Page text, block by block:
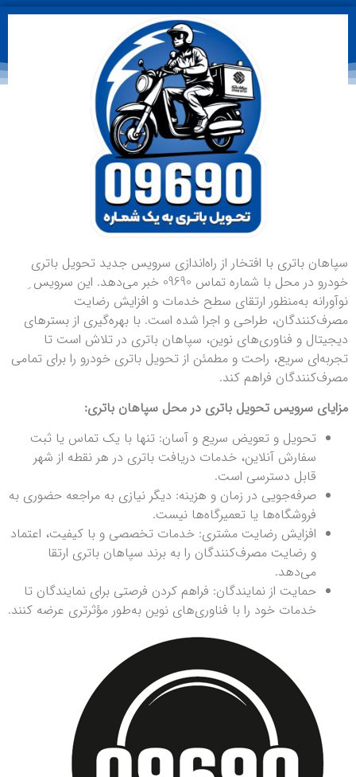
سپاهان باتری با افتخار از راه‌اندازی سرویس جدید تحویل باتری
خودرو در محل با شماره تماس 09690 خبر می‌دهد. این سرویس ِ
نوآورانه به‌منظور ارتقای سطح خدمات و افزایش رضایت
مصرف‌کنندگان، طراحی و اجرا شده است. با بهره‌گیری از بسترهای
دیجیتال و فناوری‌های نوین، سپاهان باتری در تلاش است تا
تجربه‌ای سریع، راحت و مطمئن از تحویل باتری خودرو را برای تمامی
مصرف‌کنندگان فراهم کند.
مزایای سرویس تحویل باتری در محل سپاهان باتری:
تحویل و تعویض سریع و آسان: تنها با یک تماس یا ثبت
سفارش آنلاین، خدمات دریافت باتری در هر نقطه از شهر
قابل دسترسی است.
صرفه‌جویی در زمان و هزینه: دیگر نیازی به مراجعه حضوری به
فروشگاه‌ها یا تعمیرگاه‌ها نیست.
افزایش رضایت مشتری: خدمات تخصصی و با کیفیت، اعتماد
و رضایت مصرف‌کنندگان را به برند سپاهان باتری ارتقا
می‌دهد.
حمایت از نمایندگان: فراهم کردن فرصتی برای نمایندگان تا
خدمات خود را با فناوری‌های نوین به‌طور مؤثرتری عرضه کنند.